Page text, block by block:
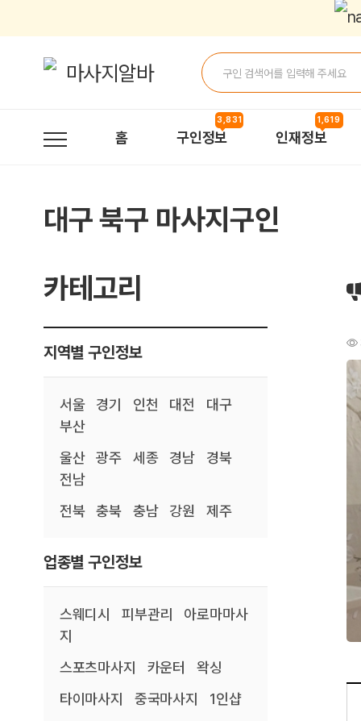
홈 구인정보
3,831
인재정보
1,619
대구 북구 마사지구인
카테고리
지역별 구인정보
서울 경기 인천 대전
대구
부산
울산
광주 세종 경남
경북
전남
전북
충북 충남 강원 제주
업종별 구인정보
스웨디시 피부관리
아로마마사
지
스포츠마사지
카운터
왁싱
타이마사지
중국마사지
1인샵